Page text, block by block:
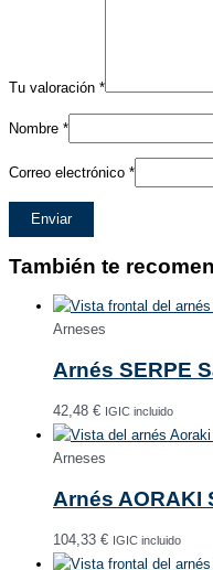
Tu valoración *
Nombre *
Correo electrónico *
También te
Arneses
Arnés SERPE
42,48 € IGIC incluido
Arneses
Arnés AORAKI
104,33 € IGIC incluido